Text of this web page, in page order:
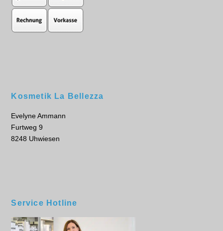
Kosmetik La Bellezza
Evelyne Ammann
Furtweg 9
8248 Uhwiesen
Service Hotline